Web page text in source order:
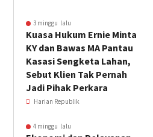
3 minggu lalu
Kuasa Hukum Ernie Minta
KY dan Bawas MA Pantau
Kasasi Sengketa Lahan,
Sebut Klien Tak Pernah
Jadi Pihak Perkara
Harian Republik
4 minggu lalu